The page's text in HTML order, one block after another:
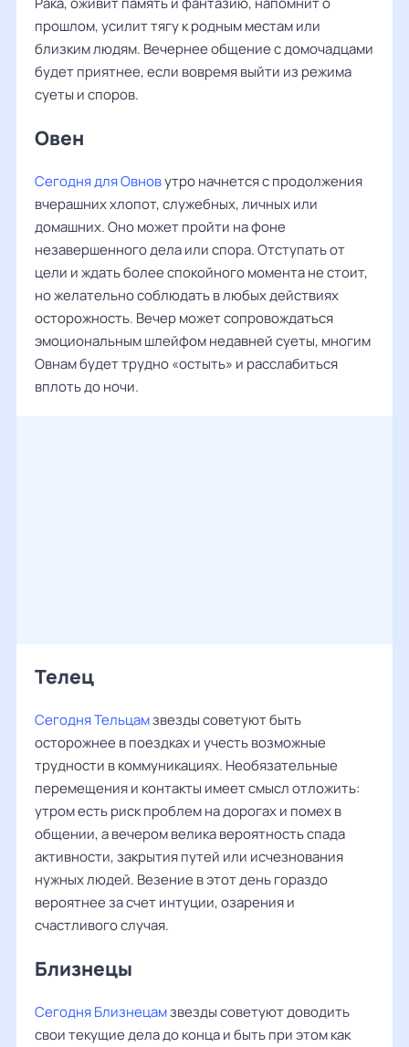
прошлом, усилит тягу к родным местам или
близким людям. Вечернее общение с домочадцами
будет приятнее, если вовремя выйти из режима
суеты и споров.
Овен ‌‌
Сегодня для Овновутро начнется с продолжения
вчерашних хлопот, служебных, личных или
домашних. Оно может пройти на фоне
незавершенного дела или спора. Отступать от
цели и ждать более спокойного момента не стоит,
но желательно соблюдать в любых действиях
осторожность. Вечер может сопровождаться
эмоциональным шлейфом недавней суеты, многим
Овнам будет трудно «остыть» и расслабиться
вплоть до ночи.
Телец
Сегодня Тельцамзвезды советуют быть
осторожнее в поездках и учесть возможные
трудности в коммуникациях. Необязательные
перемещения и контакты имеет смысл отложить:
утром есть риск проблем на дорогах и помех в
общении, а вечером велика вероятность спада
активности, закрытия путей или исчезнования
нужных людей. Везение в этот день гораздо
вероятнее за счет интуции, озарения и
счастливого случая.
Близнецы
Сегодня Близнецамзвезды советуют доводить
свои текущие дела до конца и быть при этом как